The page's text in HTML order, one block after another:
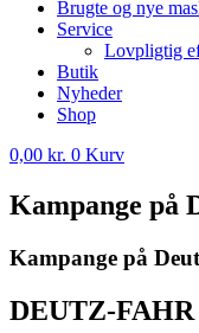
Brugte og nye
Service
Lovpligtig
Butik
Nyheder
Shop
0,00 kr. 0 Kurv
Kampange på
Kampange på
DEUTZ-FAHR